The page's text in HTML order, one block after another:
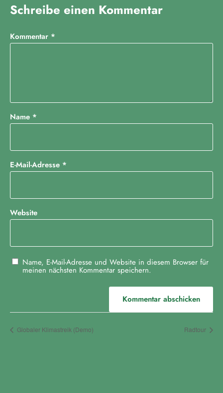
Schreibe einen Kommentar
Kommentar *
Name *
E-Mail-Adresse *
Website
Name, E-Mail-Adresse und Website in diesem Browser für
meinen nächsten Kommentar speichern.
Globaler Klimastreik (Demo) Radtour